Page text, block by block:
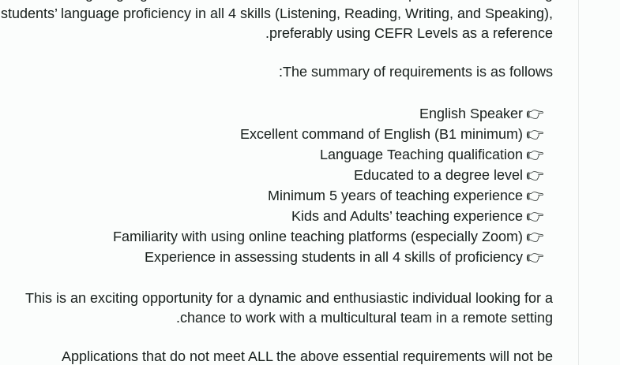
students’ language proficiency in all 4 skills (Listening, Reading, Writing, and Speaking),
preferably using CEFR Levels as a reference.
The summary of requirements is as follows:
English Speaker
Excellent command of English (B1 minimum)
Language Teaching qualification
Educated to a degree level
Minimum 5 years of teaching experience
Kids and Adults’ teaching experience
Familiarity with using online teaching platforms (especially Zoom)
Experience in assessing students in all 4 skills of proficiency
This is an exciting opportunity for a dynamic and enthusiastic individual looking for a
chance to work with a multicultural team in a remote setting.
Applications that do not meet ALL the above essential requirements will not be